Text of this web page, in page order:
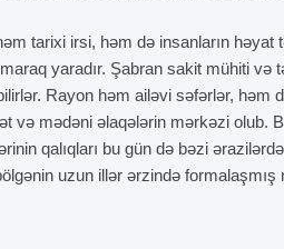
tarixi irsi, həm də insanların
yaradır. Şabran sakit mühiti və
Rayon həm ailəvi səfərlər, həm
və mədəni əlaqələrin mərkəzi olub.
qalıqları bu gün də bəzi
uzun illər ərzində